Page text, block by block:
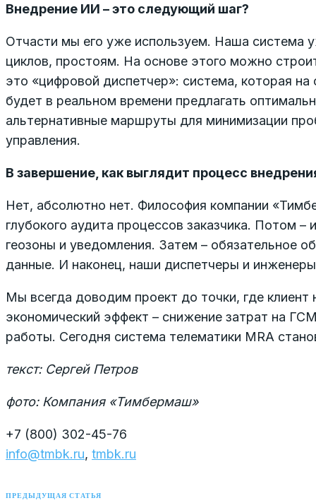
Внедрение ИИ – это следующий шаг?
Отчасти мы его уже используем. Наша система
циклов, простоям. На основе этого можно
это «цифровой диспетчер»: система, которая
будет в реальном времени предлагать
альтернативные маршруты для минимизации
управления.
В завершение, как выглядит процесс
Нет, абсолютно нет. Философия компании
глубокого аудита процессов заказчика. Потом
геозоны и уведомления. Затем – обязательное
данные. И наконец, наши диспетчеры и
Мы всегда доводим проект до точки, где
экономический эффект – снижение затрат на
работы. Сегодня система телематики MRA
текст: Сергей Петров
фото: Компания «Тимбермаш»
+7 (800) 302-45-76
info@tmbk.ru, tmbk.ru
ПРЕДЫДУЩАЯ СТАТЬЯ